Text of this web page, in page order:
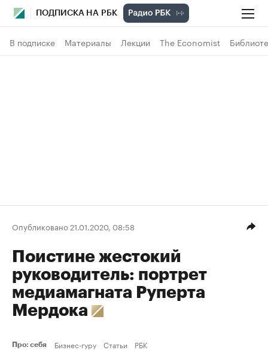
ПОДПИСКА НА РБК
В подписке Материалы Лекции The Economist
Опубликовано 21.01.2020, 08:58
Поистине жестокий
руководитель: портрет
медиамагната Руперта
Мердока
Про: себя Бизнес-гуру Статьи РБК